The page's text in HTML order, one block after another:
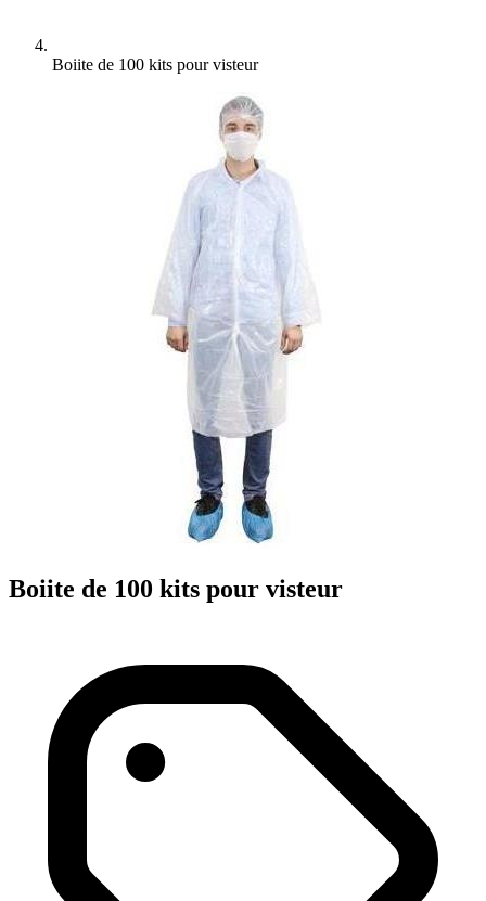
Boiite de 100 kits pour visteur
Boiite de 100 kits pour visteur